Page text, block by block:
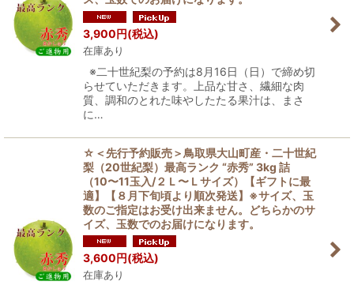
3,900円(税込)
在庫あり
※二十世紀梨の予約は8月16日（日）で締め切
らせていただきます。上品な甘さ、繊細な肉
質、調和のとれた味やしたたる果汁は、まさ
に…
☆＜先行予約販売＞鳥取県大山町産・二十世紀
梨（20世紀梨）最高ランク “赤秀” 3kg 詰
（10〜11玉入/２Ｌ〜Ｌサイズ）【ギフトに最
適】【８月下旬頃より順次発送】※サイズ、玉
数のご指定はお受け出来ません。どちらかのサ
イズ、玉数でのお届けになります。
3,600円(税込)
在庫あり